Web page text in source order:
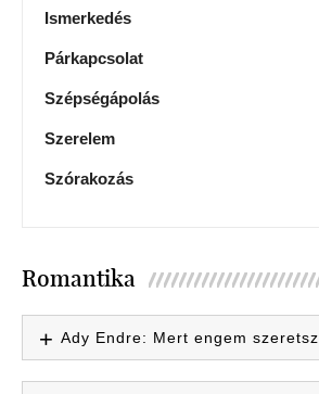
Ismerkedés
Párkapcsolat
Szépségápolás
Szerelem
Szórakozás
Romantika
Ady Endre: Mert engem szeretsz